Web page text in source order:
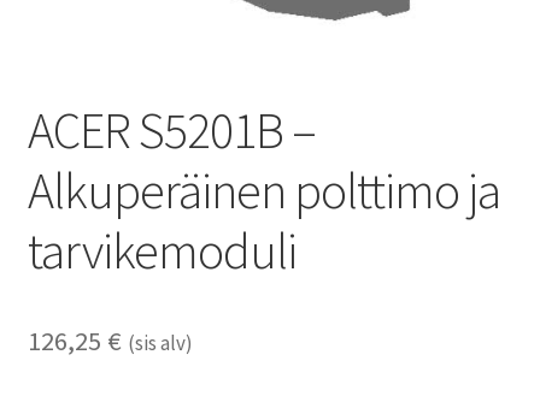
ACER S5201B –
Alkuperäinen polttimo ja
tarvikemoduli
126,25 € (sis alv)